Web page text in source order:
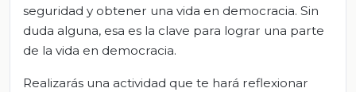
seguridad y obtener una vida en democracia. Sin
duda alguna, esa es la clave para lograr una parte
de la vida en democracia.
Realizarás una actividad que te hará reflexionar